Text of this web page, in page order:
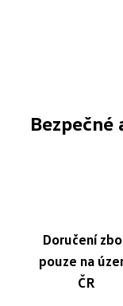
Doručení
pouze na
ČR